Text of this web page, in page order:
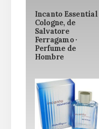
Incanto Essential
Cologne, de
Salvatore
Ferragamo ·
Perfume de
Hombre